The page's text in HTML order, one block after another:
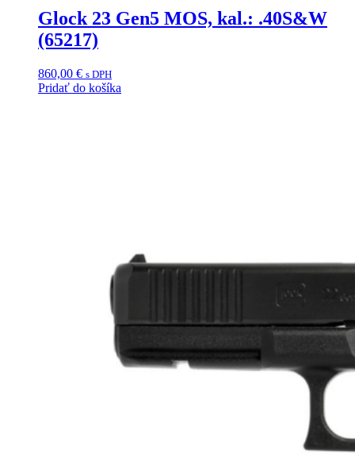
Glock 23 Gen5 MOS, kal.: .40S&W
(65217)
860,00 € s DPH
Pridať do košíka